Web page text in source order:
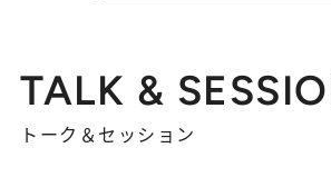
TALK &
トーク＆セッション